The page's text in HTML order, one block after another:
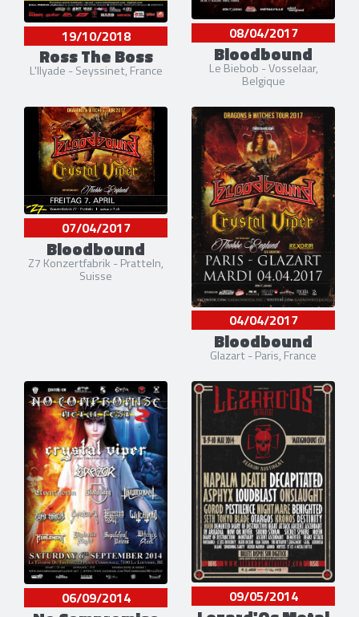
19/10/2018
Ross The Boss
L'Ilyade - Seyssinet, France
08/04/2017
Bloodbound
Le Biebob - Vosselaar,
Belgique
07/04/2017
Bloodbound
Z7 Konzertfabrik - Pratteln,
Suisse
04/04/2017
Bloodbound
Glazart - Paris, France
06/09/2014 09/05/2014